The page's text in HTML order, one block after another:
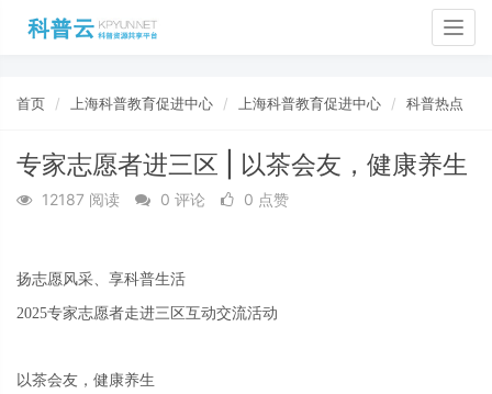
首页 上海科普教育促进中心 上海科普教育促进中心 科普热点
专家志愿者进三区 | 以茶会友，健康养生
12187 阅读 0 评论 0 点赞
扬志愿风采、享科普生活
2025专家志愿者走进三区互动交流活动
以茶会友，健康养生